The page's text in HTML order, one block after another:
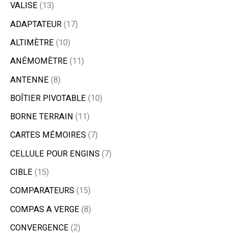
VALISE 13
ADAPTATEUR 17
ALTIMÈTRE 10
ANÉMOMÈTRE 11
ANTENNE 8
BOÎTIER PIVOTABLE 10
BORNE TERRAIN 11
CARTES MÉMOIRES 7
CELLULE POUR ENGINS 7
CIBLE 15
COMPARATEURS 15
COMPAS A VERGE 8
CONVERGENCE 2